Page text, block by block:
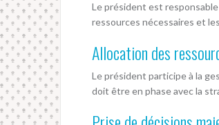
Le président est
ressources nécessaires et
Allocation des
Le président participe à la
doit être en phase avec la